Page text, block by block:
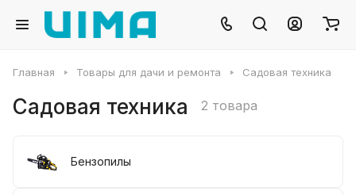
Главная Товары для дачи и ремонта Садовая техника
Садовая техника 2 товара
Бензопилы